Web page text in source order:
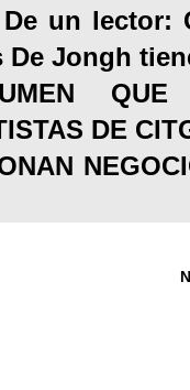
De un lector:
De Jongh
DE